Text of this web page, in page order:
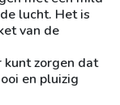
lucht. Het is
van de
kunt zorgen dat
en pluizig